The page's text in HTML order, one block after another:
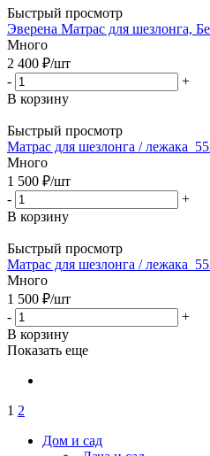
Быстрый просмотр
Эверена Матрас для шезлонга,
Много
2 400 ₽/шт
-
+
В корзину
Быстрый просмотр
Матрас для шезлонга /
Много
1 500 ₽/шт
-
+
В корзину
Быстрый просмотр
Матрас для шезлонга /
Много
1 500 ₽/шт
-
+
В корзину
Показать еще
1 2
Дом и сад